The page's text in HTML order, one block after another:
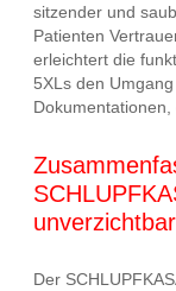
sitzender und
Patienten
erleichtert die
5XLs den
Der